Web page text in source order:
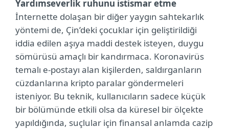
Yardımseverlik ruhunu istismar etme
İnternette dolaşan bir diğer yaygın sahtekarlık
yöntemi de, Çin’deki çocuklar için geliştirildiği
iddia edilen aşıya maddi destek isteyen, duygu
sömürüsü amaçlı bir kandırmaca. Koronavirüs
temalı e-postayı alan kişilerden, saldırganların
cüzdanlarına kripto paralar göndermeleri
isteniyor. Bu teknik, kullanıcıların sadece küçük
bir bölümünde etkili olsa da küresel bir ölçekte
yapıldığında, suçlular için finansal anlamda cazip